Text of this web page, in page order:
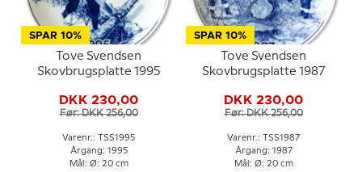
SPAR 10%
Tove Svendsen
Skovbrugsplatte 1995
DKK 230,00
Før: DKK 256,00
Varenr.: TSS1995
Årgang: 1995
Mål: Ø: 20 cm
SPAR 10%
Tove Svendsen
Skovbrugsplatte 1987
DKK 230,00
Før: DKK 256,00
Varenr.: TSS1987
Årgang: 1987
Mål: Ø: 20 cm